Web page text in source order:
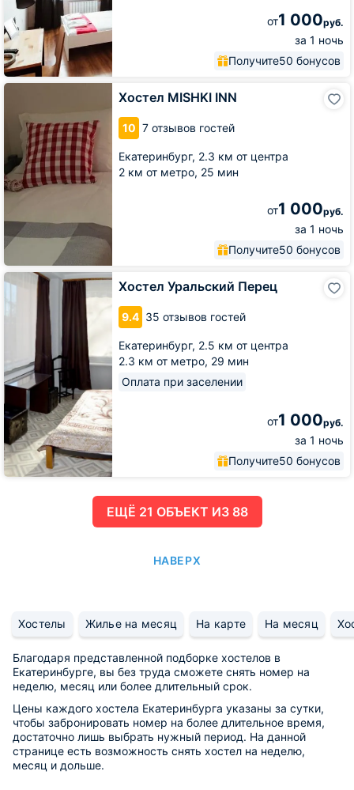
от1 000руб.
за 1 ночь
Получите50 бонусов
Хостел MISHKI INN
10 7 отзывов гостей
Екатеринбург, 2.3 км от центра
2 км от метро, 25 мин
от1 000руб.
за 1 ночь
Получите50 бонусов
Хостел
INN
Хостел Уральский Перец
9.4 35 отзывов гостей
Екатеринбург, 2.5 км от центра
2.3 км от метро, 29 мин
Оплата при заселении
от1 000руб.
за 1 ночь
Получите50 бонусов
Хостел
Уральский
ЕЩË 21 ОБЪЕКТ ИЗ 88
НАВЕРХ
Хостелы Жилье на месяц На карте На месяц
Благодаря представленной подборке хостелов в
Екатеринбурге, вы без труда сможете снять номер на
неделю, месяц или более длительный срок.
Цены каждого хостела Екатеринбурга указаны за сутки,
чтобы забронировать номер на более длительное время,
достаточно лишь выбрать нужный период. На данной
странице есть возможность снять хостел на неделю,
месяц и дольше.